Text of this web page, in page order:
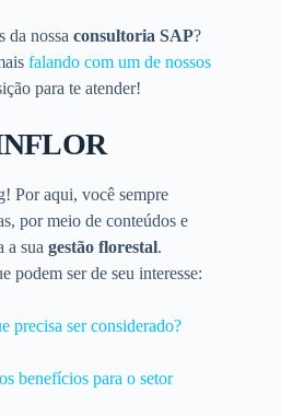
da nossa consultoria SAP?
falando com um de nossos
para te atender!
Por aqui, você sempre
por meio de conteúdos e
a sua gestão florestal.
podem ser de seu interesse:
precisa ser considerado?
benefícios para o setor